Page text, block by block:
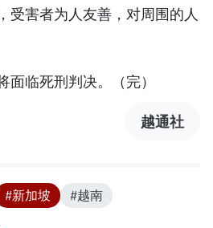
受害者为人友善，对周围的人
临死刑判决。（完）
越通社
#新加坡 #越南